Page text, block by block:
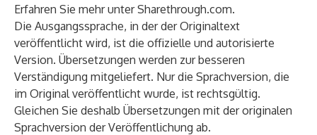
Erfahren Sie mehr unterSharethrough.com.
Die Ausgangssprache, in der der Originaltext
veröffentlicht wird, ist die offizielle und autorisierte
Version. Übersetzungen werden zur besseren
Verständigung mitgeliefert. Nur die Sprachversion, die
im Original veröffentlicht wurde, ist rechtsgültig.
Gleichen Sie deshalb Übersetzungen mit der originalen
Sprachversion der Veröffentlichung ab.